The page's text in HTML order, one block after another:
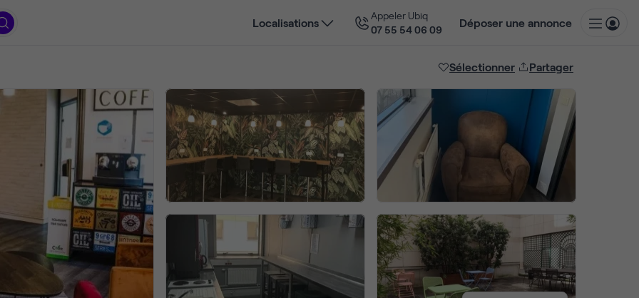
Localisations
Appeler Ubiq
07 55 54 06 09
Déposer une annonce
Sélectionner Partager